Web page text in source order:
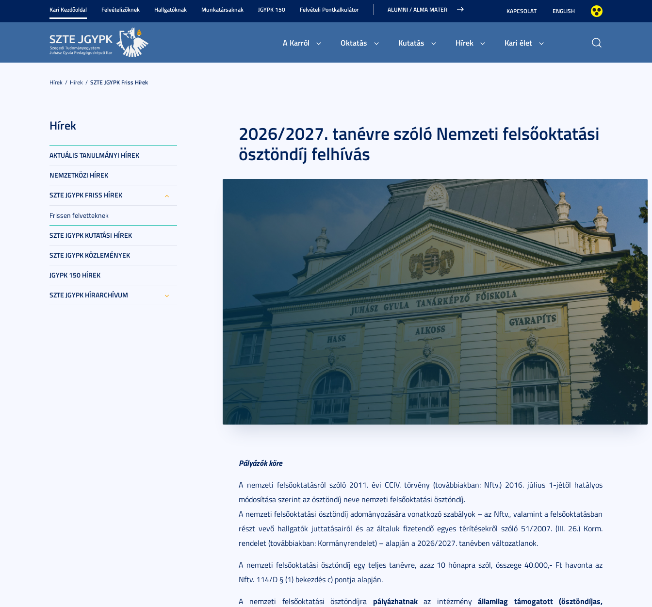
Kari Kezdőoldal Felvételizőknek Hallgatóknak Munkatársaknak JGYPK 150 Felvételi Pontkalkulátor ALUMNI / ALMA MATER KAPCSOLAT ENGLISH
A Karról Oktatás Kutatás Hírek Kari élet
Hírek Hírek SZTE JGYPK Friss Hírek
Hírek
AKTUÁLIS TANULMÁNYI HÍREK
NEMZETKÖZI HÍREK
SZTE JGYPK FRISS HÍREK
Frissen felvetteknek
SZTE JGYPK KUTATÁSI HÍREK
SZTE JGYPK KÖZLEMÉNYEK
JGYPK 150 HÍREK
SZTE JGYPK HÍRARCHÍVUM
2026/2027. tanévre szóló Nemzeti felsőoktatási
ösztöndíj felhívás
Pályázók köre
A nemzeti felsőoktatásról szóló 2011. évi CCIV. törvény (továbbiakban: Nftv.) 2016. július 1-jétől hatályos
módosítása szerint az ösztöndíj neve nemzeti felsőoktatási ösztöndíj.
A nemzeti felsőoktatási ösztöndíj adományozására vonatkozó szabályok – az Nftv., valamint a felsőoktatásban
részt vevő hallgatók juttatásairól és az általuk fizetendő egyes térítésekről szóló 51/2007. (III. 26.) Korm.
rendelet (továbbiakban: Kormányrendelet) – alapján a 2026/2027. tanévben változatlanok.
A nemzeti felsőoktatási ösztöndíj egy teljes tanévre, azaz 10 hónapra szól, összege 40.000,- Ft havonta az
Nftv. 114/D § (1) bekezdés c) pontja alapján.
A nemzeti felsőoktatási ösztöndíjra pályázhatnakaz intézményállamilag támogatott (ösztöndíjas,